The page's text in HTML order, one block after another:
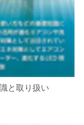
と取り扱い